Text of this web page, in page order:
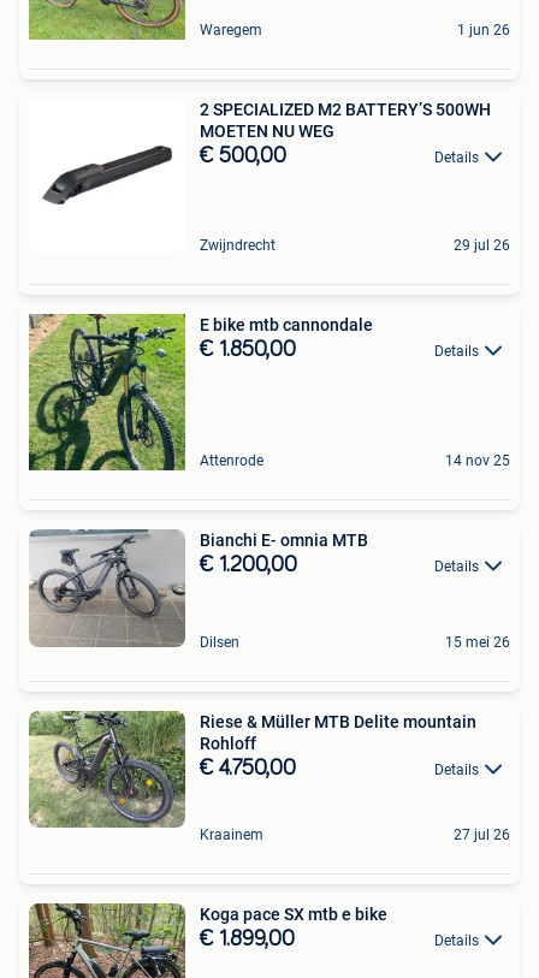
Waregem 1 jun 26
2 SPECIALIZED M2 BATTERY’S 500WH
MOETEN NU WEG
€ 500,00 Details
Zwijndrecht 29 jul 26
E bike mtb cannondale
€ 1.850,00 Details
Attenrode 14 nov 25
Bianchi E- omnia MTB
€ 1.200,00 Details
Dilsen 15 mei 26
Riese & Müller MTB Delite mountain
Rohloff
€ 4.750,00 Details
Kraainem 27 jul 26
Koga pace SX mtb e bike
€ 1.899,00 Details